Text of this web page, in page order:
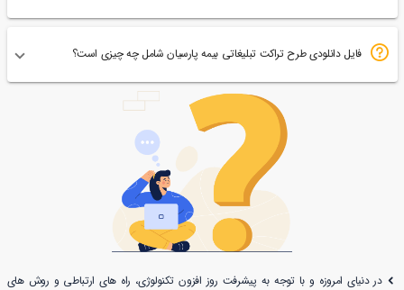
فایل دانلودی طرح تراکت تبلیغاتی بیمه پارسیان شامل چه چیزی است؟
در دنیای امروزه و با توجه به پیشرفت روز افزون تکنولوژی، راه های ارتباطی و روش های